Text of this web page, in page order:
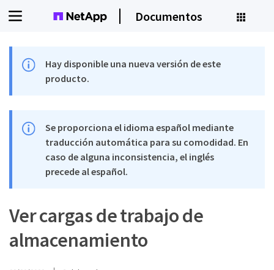
Documentos
Hay disponible una nueva versión de este
producto.
Se proporciona el idioma español mediante
traducción automática para su comodidad. En
caso de alguna inconsistencia, el inglés
precede al español.
Ver cargas de trabajo de
almacenamiento